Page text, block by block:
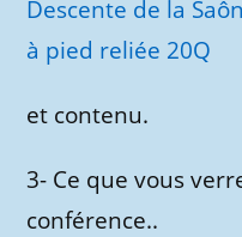
et contenu.
3- Ce que vous
conférence..